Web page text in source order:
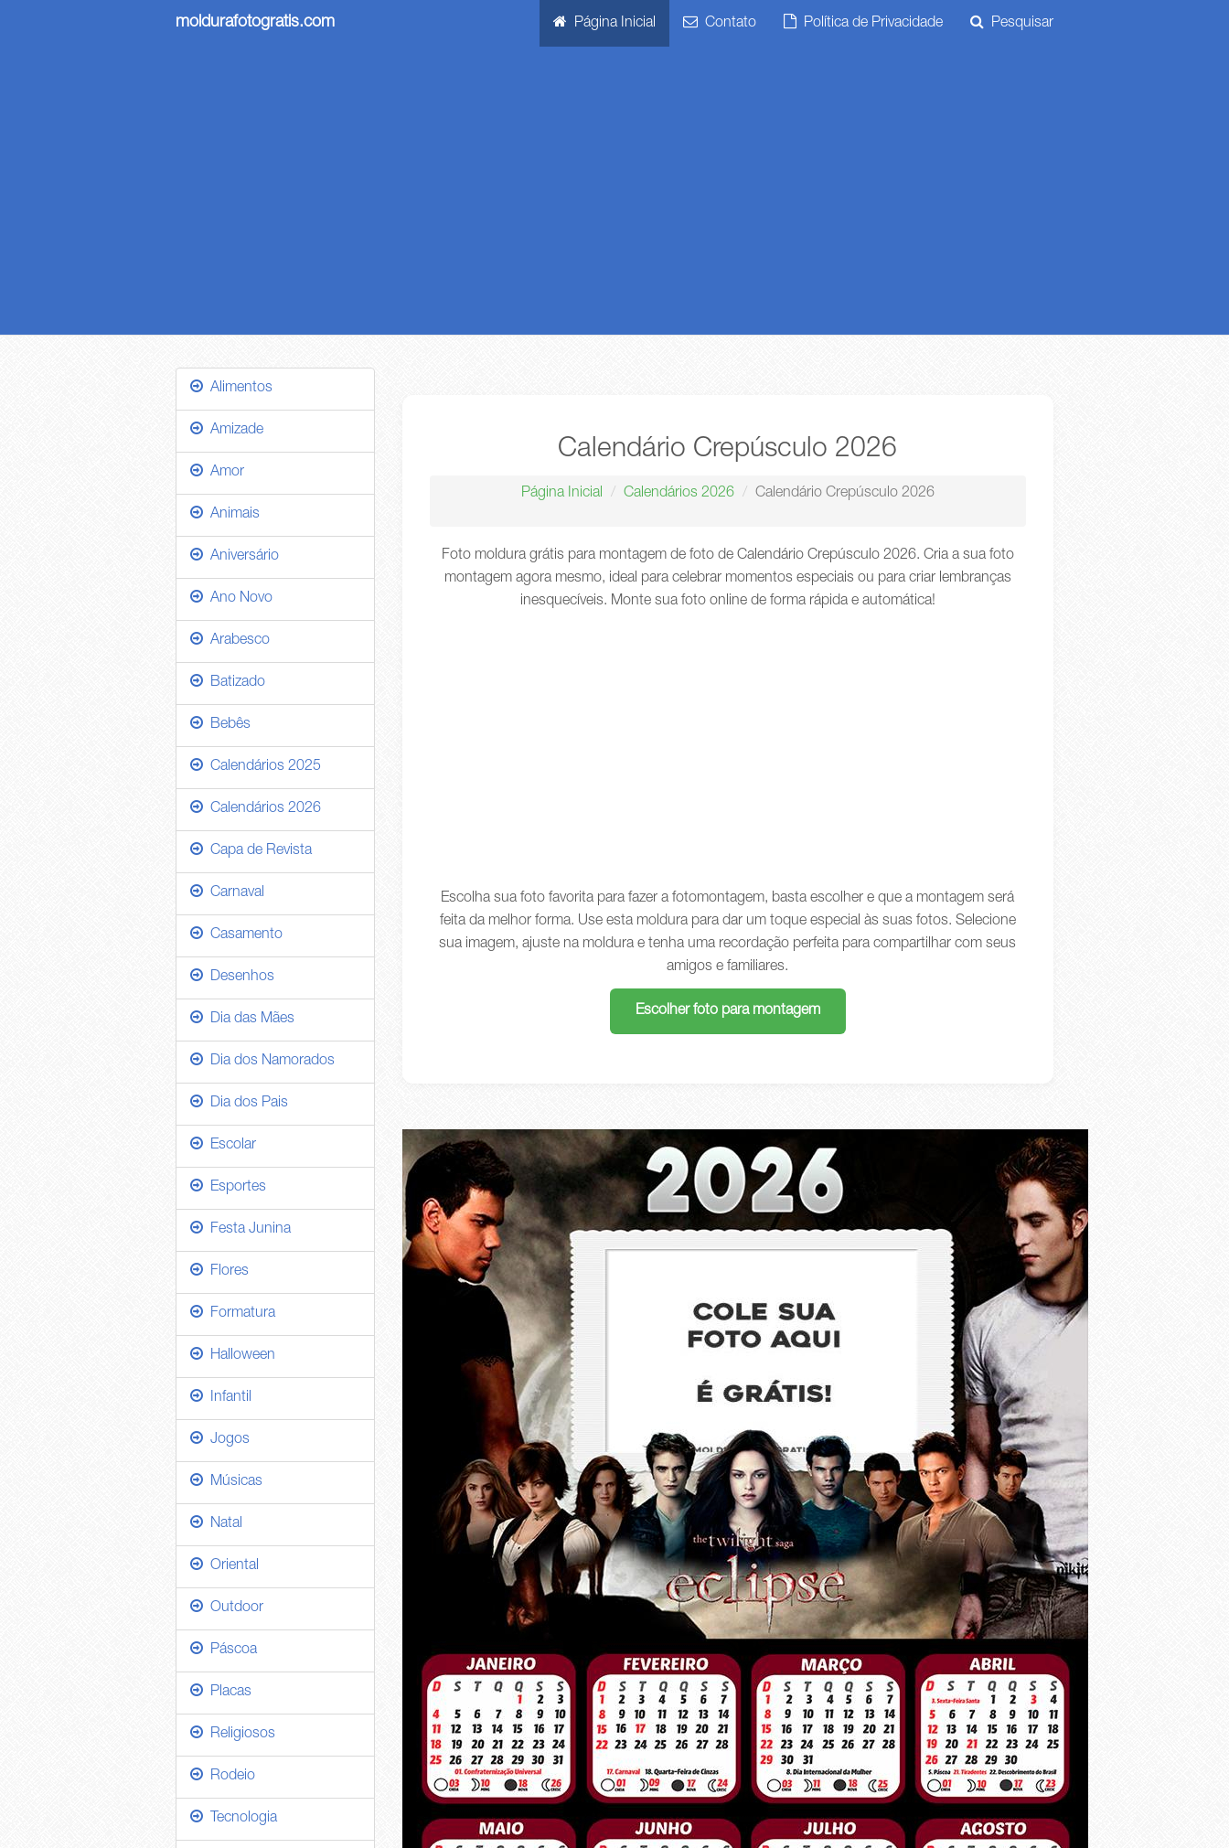
moldurafotogratis.com Página Inicial Contato Política de Privacidade Pesquisar
Calendário Crepúsculo 2026
Página Inicial Calendários 2026 Calendário Crepúsculo 2026
Foto moldura grátis para montagem de foto de Calendário Crepúsculo 2026. Cria a sua foto
montagem agora mesmo, ideal para celebrar momentos especiais ou para criar lembranças
inesquecíveis. Monte sua foto online de forma rápida e automática!
Escolha sua foto favorita para fazer a fotomontagem, basta escolher e que a montagem será
feita da melhor forma. Use esta moldura para dar um toque especial às suas fotos. Selecione
sua imagem, ajuste na moldura e tenha uma recordação perfeita para compartilhar com seus
amigos e familiares.
Escolher foto para montagem
Alimentos
Amizade
Amor
Animais
Aniversário
Ano Novo
Arabesco
Batizado
Bebês
Calendários 2025
Calendários 2026
Capa de Revista
Carnaval
Casamento
Desenhos
Dia das Mães
Dia dos Namorados
Dia dos Pais
Escolar
Esportes
Festa Junina
Flores
Formatura
Halloween
Infantil
Jogos
Músicas
Natal
Oriental
Outdoor
Páscoa
Placas
Religiosos
Rodeio
Tecnologia